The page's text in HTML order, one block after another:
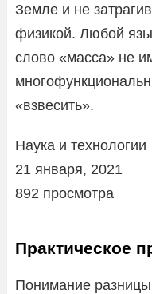
Земле и не
физикой. Любой
слово «масса» не
«взвесить».
Наука и технологии
21 января, 2021
892 просмотра
Практическое
Понимание